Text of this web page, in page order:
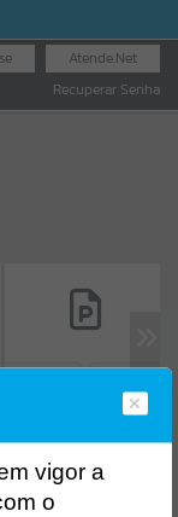
Atende.Net
Recuperar Senha
vigor a
o
EST-000040